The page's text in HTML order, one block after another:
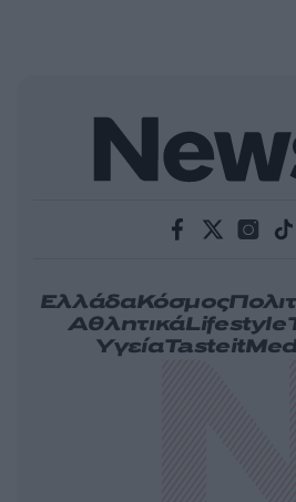
ΕλλάδαΚόσμος
ΑθλητικάLifestyle
ΥγείαTasteit